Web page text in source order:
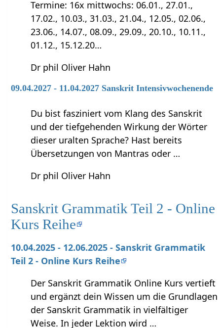
Termine: 16x mittwochs: 06.01., 27.01.,
17.02., 10.03., 31.03., 21.04., 12.05., 02.06.,
23.06., 14.07., 08.09., 29.09., 20.10., 10.11.,
01.12., 15.12.20…
Dr phil Oliver Hahn
09.04.2027 - 11.04.2027 Sanskrit Intensivwochenende
Du bist fasziniert vom Klang des Sanskrit
und der tiefgehenden Wirkung der Wörter
dieser uralten Sprache? Hast bereits
Übersetzungen von Mantras oder …
Dr phil Oliver Hahn
Sanskrit Grammatik Teil 2 - Online
Kurs Reihe
10.04.2025 - 12.06.2025 - Sanskrit Grammatik
Teil 2 - Online Kurs Reihe
Der Sanskrit Grammatik Online Kurs vertieft
und ergänzt dein Wissen um die Grundlagen
der Sanskrit Grammatik in vielfältiger
Weise. In jeder Lektion wird …